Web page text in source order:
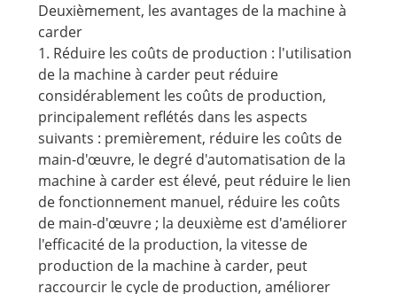
Deuxièmement, les avantages de la machine à
carder
1. Réduire les coûts de production : l'utilisation
de la machine à carder peut réduire
considérablement les coûts de production,
principalement reflétés dans les aspects
suivants : premièrement, réduire les coûts de
main-d'œuvre, le degré d'automatisation de la
machine à carder est élevé, peut réduire le lien
de fonctionnement manuel, réduire les coûts
de main-d'œuvre ; la deuxième est d'améliorer
l'efficacité de la production, la vitesse de
production de la machine à carder, peut
raccourcir le cycle de production, améliorer